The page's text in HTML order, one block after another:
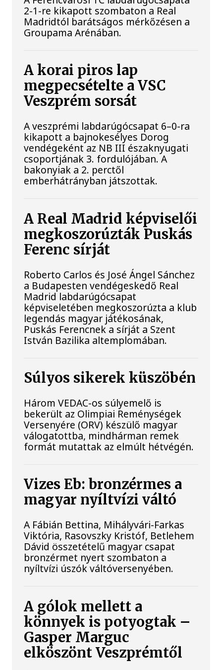
2-1-re kikapott szombaton a Real
Madridtól barátságos mérkőzésen a
Groupama Arénában.
A korai piros lap
megpecsételte a VSC
Veszprém sorsát
A veszprémi labdarúgócsapat 6–0-ra
kikapott a bajnokesélyes Dorog
vendégeként az NB III északnyugati
csoportjának 3. fordulójában. A
bakonyiak a 2. perctől
emberhátrányban játszottak.
A Real Madrid képviselői
megkoszorúzták Puskás
Ferenc sírját
Roberto Carlos és José Ángel Sánchez
a Budapesten vendégeskedő Real
Madrid labdarúgócsapat
képviseletében megkoszorúzta a klub
legendás magyar játékosának,
Puskás Ferencnek a sírját a Szent
István Bazilika altemplomában.
Súlyos sikerek küszöbén
Három VEDAC-os súlyemelő is
bekerült az Olimpiai Reménységek
Versenyére (ORV) készülő magyar
válogatottba, mindhárman remek
formát mutattak az elmúlt hétvégén.
Vizes Eb: bronzérmes a
magyar nyíltvízi váltó
A Fábián Bettina, Mihályvári-Farkas
Viktória, Rasovszky Kristóf, Betlehem
Dávid összetételű magyar csapat
bronzérmet nyert szombaton a
nyíltvízi úszók váltóversenyében.
A gólok mellett a
könnyek is potyogtak –
Gasper Marguc
elköszönt Veszprémtől